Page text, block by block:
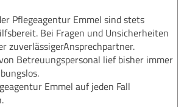
Pflegeagentur Emmel sind stets
Bei Fragen und Unsicherheiten
zuverlässigerAnsprechpartner.
Betreuungspersonal lief bisher immer
Emmel auf jeden Fall